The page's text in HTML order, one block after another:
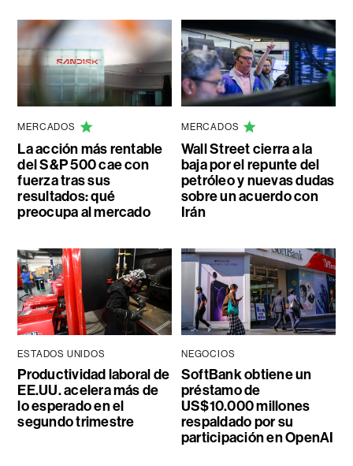
MERCADOS
La acción más rentable
del S&P 500 cae con
fuerza tras sus
resultados: qué
preocupa al mercado
MERCADOS
Wall Street cierra a la
baja por el repunte del
petróleo y nuevas dudas
sobre un acuerdo con
Irán
ESTADOS UNIDOS
Productividad laboral de
EE.UU. acelera más de
lo esperado en el
segundo trimestre
NEGOCIOS
SoftBank obtiene un
préstamo de
US$10.000 millones
respaldado por su
participación en OpenAI